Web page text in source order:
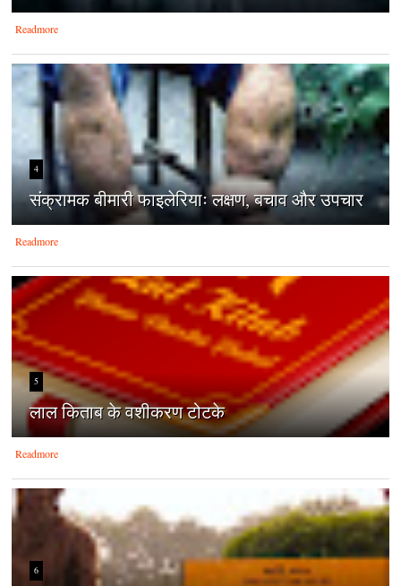
Readmore
4
संक्रामक बीमारी फाइलेरियाः लक्षण, बचाव और उपचार
Readmore
5
लाल किताब के वशीकरण टोटके
Readmore
6